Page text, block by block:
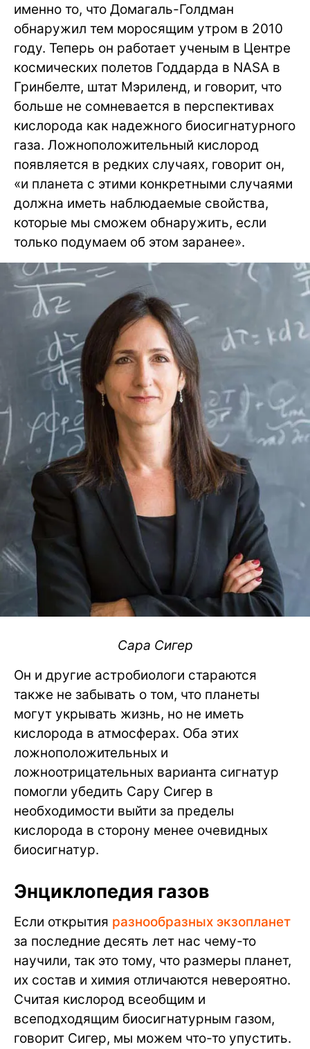
именно то, что Домагаль-Голдман
обнаружил тем моросящим утром в 2010
году. Теперь он работает ученым в Центре
космических полетов Годдарда в NASA в
Гринбелте, штат Мэриленд, и говорит, что
больше не сомневается в перспективах
кислорода как надежного биосигнатурного
газа. Ложноположительный кислород
появляется в редких случаях, говорит он,
«и планета с этими конкретными случаями
должна иметь наблюдаемые свойства,
которые мы сможем обнаружить, если
только подумаем об этом заранее».
Сара Сигер
Он и другие астробиологи стараются
также не забывать о том, что планеты
могут укрывать жизнь, но не иметь
кислорода в атмосферах. Оба этих
ложноположительных и
ложноотрицательных варианта сигнатур
помогли убедить Сару Сигер в
необходимости выйти за пределы
кислорода в сторону менее очевидных
биосигнатур.
Энциклопедия газов
Если открытия разнообразных экзопланет
за последние десять лет нас чему-то
научили, так это тому, что размеры планет,
их состав и химия отличаются невероятно.
Считая кислород всеобщим и
всеподходящим биосигнатурным газом,
говорит Сигер, мы можем что-то упустить.